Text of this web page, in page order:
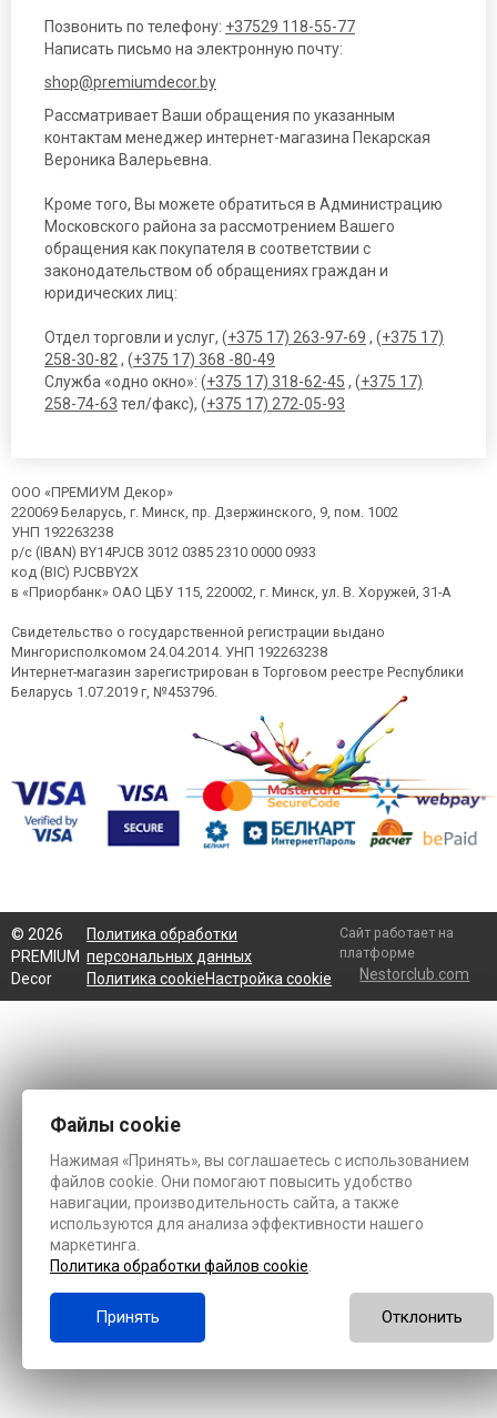
Позвонить по телефону: +37529 118-55-77
Написать письмо на электронную почту:
shop@premiumdecor.by
Рассматривает Ваши обращения по указанным
контактам менеджер интернет-магазина Пекарская
Вероника Валерьевна.
Кроме того, Вы можете обратиться в Администрацию
Московского района за рассмотрением Вашего
обращения как покупателя в соответствии с
законодательством об обращениях граждан и
юридических лиц:
Отдел торговли и услуг, (+375 17) 263-97-69 , (+375 17)
258-30-82 , (+375 17) 368 -80-49
Служба «одно окно»: (+375 17) 318-62-45 , (+375 17)
258-74-63 тел/факс), (+375 17) 272-05-93
ООО «ПРЕМИУМ Декор»
220069 Беларусь, г. Минск, пр. Дзержинского, 9, пом. 1002
УНП 192263238
р/с (IBAN) BY14PJCB 3012 0385 2310 0000 0933
код (BIC) PJCBBY2X
в «Приорбанк» ОАО ЦБУ 115, 220002, г. Минск, ул. В. Хоружей, 31-А
Свидетельство о государственной регистрации выдано
Мингорисполкомом 24.04.2014. УНП 192263238
Интернет-магазин зарегистрирован в Торговом реестре Республики
Беларусь 1.07.2019 г, №453796.
© 2026
PREMIUM
Decor
Политика обработки
персональных данных
Политика cookieНастройка cookie
Сайт работает на
платформе
Nestorclub.com
Файлы cookie
Нажимая «Принять», вы соглашаетесь с использованием
файлов cookie. Они помогают повысить удобство
навигации, производительность сайта, а также
используются для анализа эффективности нашего
маркетинга.
Политика обработки файлов cookie.
Принять Отклонить